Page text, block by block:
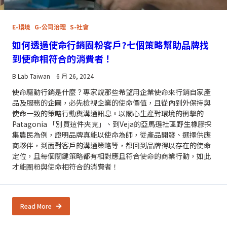
E-環境 G-公司治理 S-社會
如何透過使命行銷圈粉客戶?七個策略幫助品牌找
到使命相符合的消費者！
B Lab Taiwan 6 月 26, 2024
使命驅動行銷是什麼？專家說那些希望用企業使命來行銷自家產
品及服務的企圖，必先檢視企業的使命價值，且從內到外保持與
使命一致的策略行動與溝通訊息。以關心生產對環境的衝擊的
Patagonia 「別買這件夾克」、到Veja的亞馬遜社區野生橡膠採
集農民為例，證明品牌真能以使命為師，從產品開發、選擇供應
商夥伴，到面對客戶的溝通策略等，都回到品牌得以存在的使命
定位，且每個關鍵策略都有相對應且符合使命的商業行動，如此
才能圈粉與使命相符合的消費者！
Read More